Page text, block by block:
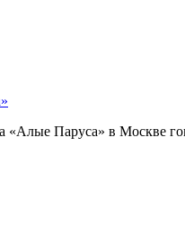
Паруса» в Москве